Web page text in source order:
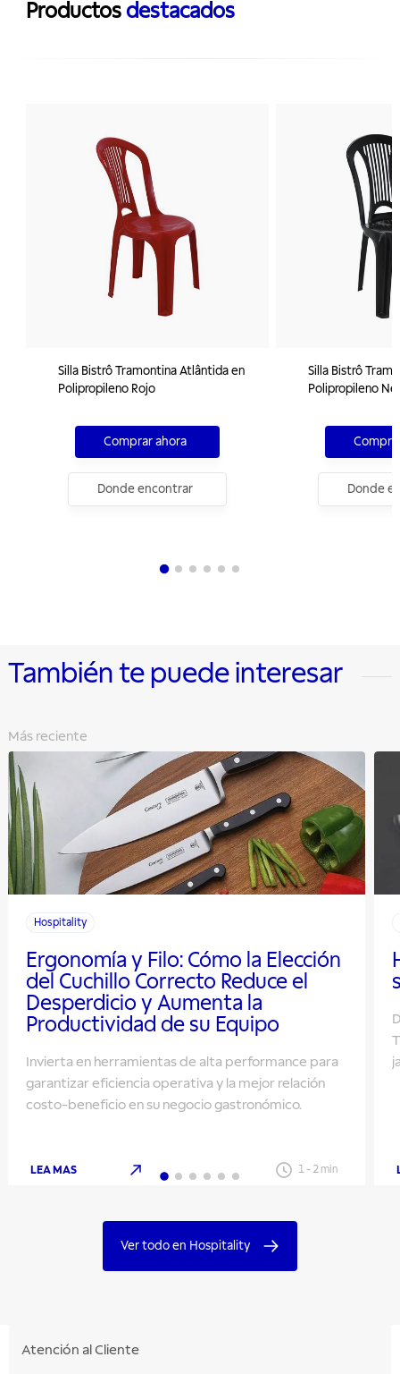
Productos destacados
Silla Bistrô Tramontina Atlântida en
Polipropileno Rojo
Comprar ahora
Donde encontrar
Silla Bistrô
Polipropileno
Donde
También te puede interesar
Más reciente
Hospitality
Ergonomía y Filo: Cómo la Elección
del Cuchillo Correcto Reduce el
Desperdicio y Aumenta la
Productividad de su Equipo
Invierta en herramientas de alta performance para
garantizar eficiencia operativa y la mejor relación
costo-beneficio en su negocio gastronómico.
LEA MAS 1- 2 min
Ver todo en Hospitality
Atención al Cliente